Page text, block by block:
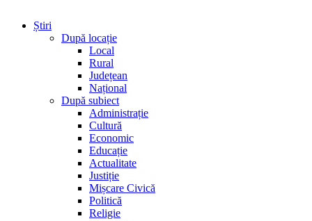
Știri
După locație
Local
Rural
Județean
Național
După subiect
Administrație
Cultură
Economic
Educație
Actualitate
Justiție
Mișcare Civică
Politică
Religie